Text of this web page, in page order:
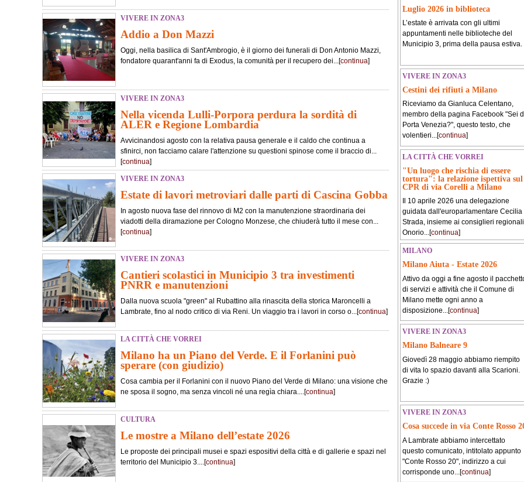
VIVERE IN ZONA3
Addio a Don Mazzi
Oggi, nella basilica di Sant'Ambrogio, è il giorno dei funerali di Don Antonio Mazzi,
fondatore quarant'anni fa di Exodus, la comunità per il recupero dei...[continua]
VIVERE IN ZONA3
Nella vicenda Lulli-Porpora perdura la sordità di
ALER e Regione Lombardia
Avvicinandosi agosto con la relativa pausa generale e il caldo che continua a
sfinirci, non facciamo calare l'attenzione su questioni spinose come il braccio di...
[continua]
VIVERE IN ZONA3
Estate di lavori metroviari dalle parti di Cascina Gobba
In agosto nuova fase del rinnovo di M2 con la manutenzione straordinaria dei
viadotti della diramazione per Cologno Monzese, che chiuderà tutto il mese con...
[continua]
VIVERE IN ZONA3
Cantieri scolastici in Municipio 3 tra investimenti
PNRR e manutenzioni
Dalla nuova scuola "green" al Rubattino alla rinascita della storica Maroncelli a
Lambrate, fino al nodo critico di via Reni. Un viaggio tra i lavori in corso o...[continua]
LA CITTÀ CHE VORREI
Milano ha un Piano del Verde. E il Forlanini può
sperare (con giudizio)
Cosa cambia per il Forlanini con il nuovo Piano del Verde di Milano: una visione che
ne sposa il sogno, ma senza vincoli né una regìa chiara....[continua]
CULTURA
Le mostre a Milano dell’estate 2026
Le proposte dei principali musei e spazi espositivi della città e di gallerie e spazi nel
territorio del Municipio 3....[continua]
Luglio 2026 in biblioteca
L’estate è arrivata con gli ultimi
appuntamenti nelle biblioteche del
Municipio 3, prima della pausa estiva.
VIVERE IN ZONA3
Cestini dei rifiuti a Milano
Riceviamo da Gianluca Celentano,
membro della pagina Facebook "Sei
Porta Venezia?", questo testo, che
volentieri...[continua]
LA CITTÀ CHE VORREI
"Un luogo che rischia di essere
tortura": la relazione ispettiva sul
CPR di via Corelli a Milano
Il 10 aprile 2026 una delegazione
guidata dall'europarlamentare Cecilia
Strada, insieme ai consiglieri regionali
Onorio...[continua]
MILANO
Milano Aiuta - Estate 2026
Attivo da oggi a fine agosto il
di servizi e attività che il Comune di
Milano mette ogni anno a
disposizione...[continua]
VIVERE IN ZONA3
Milano Balneare 9
Giovedì 28 maggio abbiamo riempito
di vita lo spazio davanti alla Scarioni.
Grazie :)
VIVERE IN ZONA3
Cosa succede in via Conte Rosso
A Lambrate abbiamo intercettato
questo comunicato, intitolato appunto
"Conte Rosso 20", indirizzo a cui
corrisponde uno...[continua]